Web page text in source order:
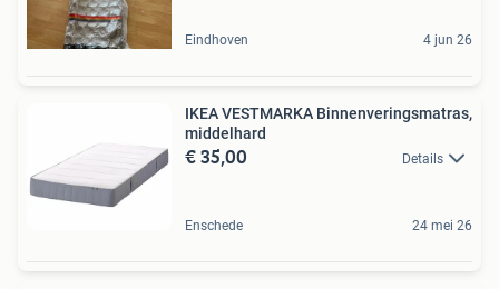
Eindhoven 4 jun 26
IKEA VESTMARKA Binnenveringsmatras,
middelhard
€ 35,00 Details
Enschede 24 mei 26